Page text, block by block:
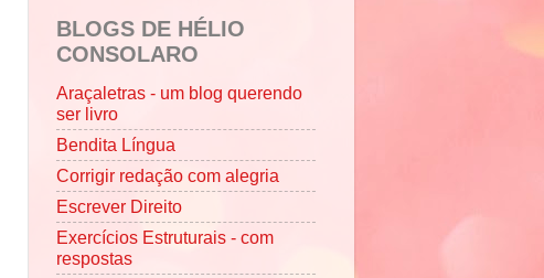
BLOGS DE HÉLIO
CONSOLARO
Araçaletras - um blog querendo
ser livro
Bendita Língua
Corrigir redação com alegria
Escrever Direito
Exercícios Estruturais - com
respostas